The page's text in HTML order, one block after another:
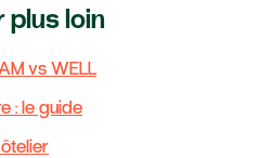
plus loin
vs WELL
: le guide